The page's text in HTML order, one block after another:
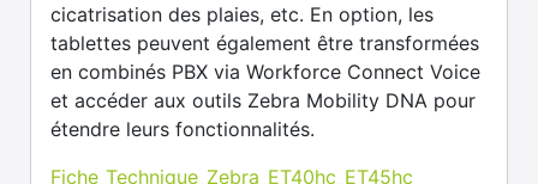
cicatrisation des plaies, etc. En option, les
tablettes peuvent également être transformées
en combinés PBX via Workforce Connect Voice
et accéder aux outils Zebra Mobility DNA pour
étendre leurs fonctionnalités.
Fiche_Technique_Zebra_ET40hc_ET45hc